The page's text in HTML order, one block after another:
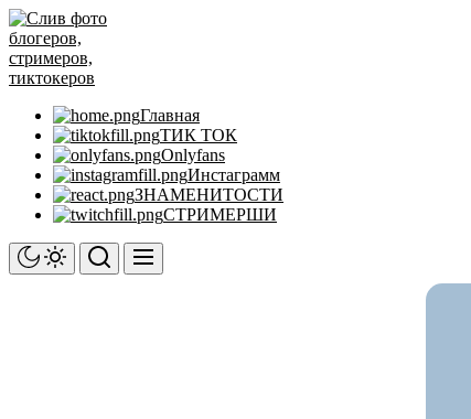
Перейти
к
содержимому
Главная
ТИК ТОК
Onlyfans
Инстаграмм
ЗНАМЕНИТОСТИ
СТРИМЕРШИ